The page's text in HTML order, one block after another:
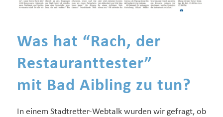
Was hat “Rach, der
Restauranttester”
mit Bad Aibling zu tun?
In einem Stadtretter-Webtalk wurden wir gefragt, ob